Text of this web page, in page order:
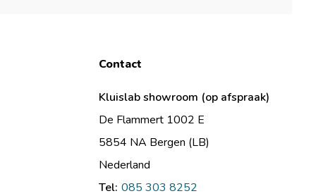
Contact
Kluislab showroom (op afspraak)
De Flammert 1002 E
5854 NA Bergen (LB)
Nederland
Tel: 085 303 8252